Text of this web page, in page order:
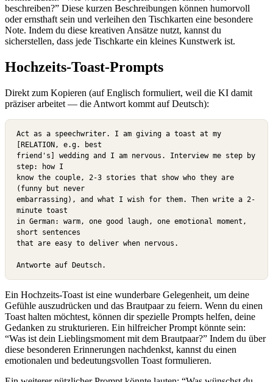
beschreiben?” Diese kurzen Beschreibungen können humorvoll
oder ernsthaft sein und verleihen den Tischkarten eine besondere
Note. Indem du diese kreativen Ansätze nutzt, kannst du
sicherstellen, dass jede Tischkarte ein kleines Kunstwerk ist.
Hochzeits-Toast-Prompts
Direkt zum Kopieren (auf Englisch formuliert, weil die KI damit
präziser arbeitet — die Antwort kommt auf Deutsch):
Act as a speechwriter. I am giving a toast at my
[RELATION, e.g. best
friend's] wedding and I am nervous. Interview me step by
step: how I
know the couple, 2-3 stories that show who they are
(funny but never
embarrassing), and what I wish for them. Then write a 2-
minute toast
in German: warm, one good laugh, one emotional moment,
short sentences
that are easy to deliver when nervous.
Antworte auf Deutsch.
Ein Hochzeits-Toast ist eine wunderbare Gelegenheit, um deine
Gefühle auszudrücken und das Brautpaar zu feiern. Wenn du einen
Toast halten möchtest, können dir spezielle Prompts helfen, deine
Gedanken zu strukturieren. Ein hilfreicher Prompt könnte sein:
“Was ist dein Lieblingsmoment mit dem Brautpaar?” Indem du über
diese besonderen Erinnerungen nachdenkst, kannst du einen
emotionalen und bedeutungsvollen Toast formulieren.